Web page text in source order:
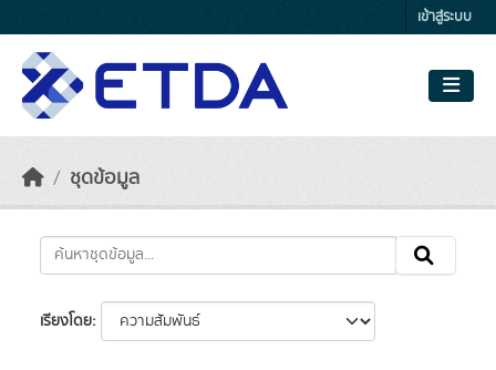
เข้าสู่ระบบ
ชุดข้อมูล
เรียงโดย